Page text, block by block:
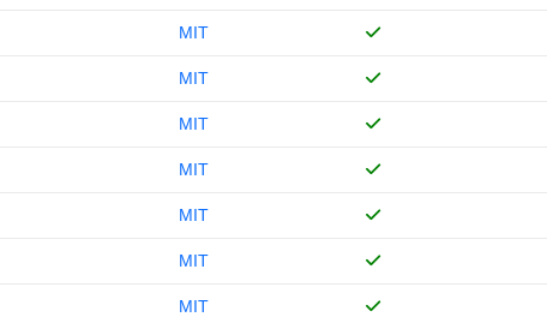
MIT
MIT
MIT
MIT
MIT
MIT
MIT